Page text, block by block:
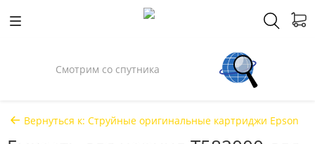
Смотрим со спутника
Вернуться к: Струйные оригинальные картриджи Epson